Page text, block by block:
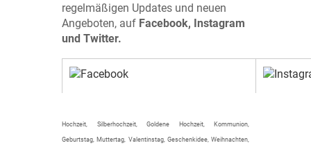
regelmäßigen Updates und neuen
Angeboten, auf Facebook, Instagram
und Twitter.
Hochzeit, Silberhochzeit, Goldene Hochzeit, Kommunion,
Geburtstag, Muttertag, Valentinstag, Geschenkidee, Weihnachten,